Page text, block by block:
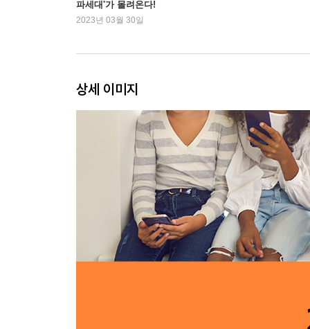
파세대'가 몰려온다!
2023년 03월 30일
상세 이미지